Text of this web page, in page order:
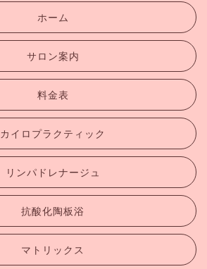
ホーム
サロン案内
料金表
カイロプラクティック
リンパドレナージュ
抗酸化陶板浴
マトリックス